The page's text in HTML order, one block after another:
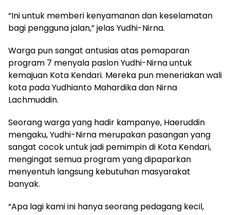
“Ini untuk memberi kenyamanan dan keselamatan
bagi pengguna jalan,” jelas Yudhi-Nirna.
Warga pun sangat antusias atas pemaparan
program 7 menyala paslon Yudhi-Nirna untuk
kemajuan Kota Kendari. Mereka pun meneriakan wali
kota pada Yudhianto Mahardika dan Nirna
Lachmuddin.
Seorang warga yang hadir kampanye, Haeruddin
mengaku, Yudhi-Nirna merupakan pasangan yang
sangat cocok untuk jadi pemimpin di Kota Kendari,
mengingat semua program yang dipaparkan
menyentuh langsung kebutuhan masyarakat
banyak.
“Apa lagi kami ini hanya seorang pedagang kecil,